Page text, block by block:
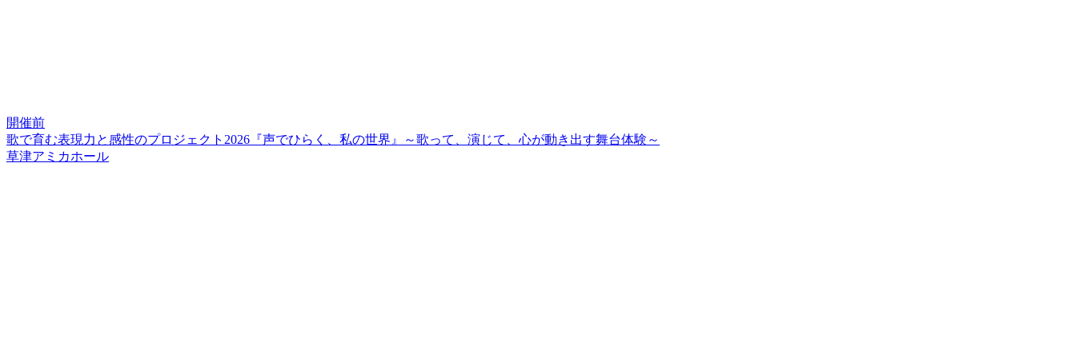
開催前
歌で育む表現力と感性のプロジェクト2026『声でひらく、私の世界』～歌って、演じて、心が動き出す舞台体験～
草津アミカホール